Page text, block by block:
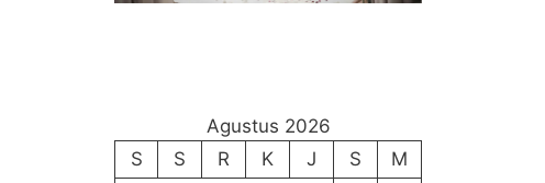
Agustus 2026
S
S R K J S
M